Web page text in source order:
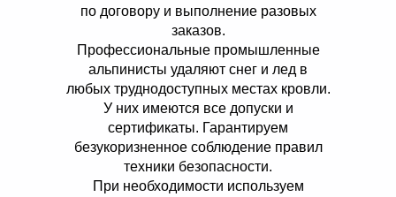
по договору и выполнение разовых
заказов.
Профессиональные промышленные
альпинисты удаляют снег и лед в
любых труднодоступных местах кровли.
У них имеются все допуски и
сертификаты. Гарантируем
безукоризненное соблюдение правил
техники безопасности.
При необходимости используем